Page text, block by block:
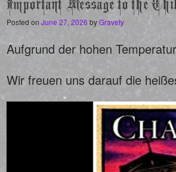
Posted on June 27, 2026 byGravety
Aufgrund der hohen
Wir freuen uns darauf die